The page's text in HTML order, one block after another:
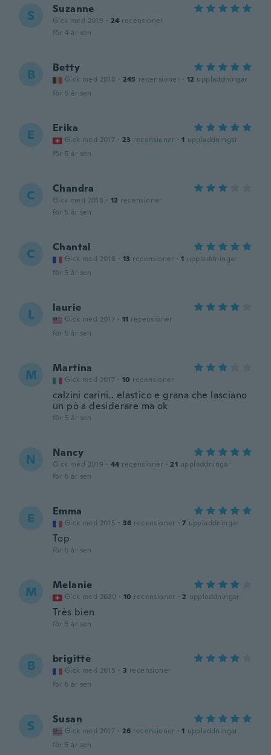
S Suzanne
Gick med 2019 · 24 recensioner
för 4 år sen
B Betty
Gick med 2018 · 245 recensioner · 12 uppladdningar
för 5 år sen
E Erika
Gick med 2017 · 23 recensioner · 1 uppladdningar
för 5 år sen
C Chandra
Gick med 2018 · 12 recensioner
för 5 år sen
C Chantal
Gick med 2016 · 13 recensioner · 1 uppladdningar
för 5 år sen
L laurie
Gick med 2017 · 11 recensioner
för 5 år sen
M Martina
Gick med 2017 · 10 recensioner
calzini carini.. elastico e grana che lasciano
un pò a desiderare ma ok
för 5 år sen
N Nancy
Gick med 2019 · 44 recensioner · 21 uppladdningar
för 5 år sen
E Emma
Gick med 2015 · 36 recensioner · 7 uppladdningar
Top
för 5 år sen
M Melanie
Gick med 2020 · 10 recensioner · 2 uppladdningar
Très bien
för 5 år sen
B brigitte
Gick med 2015 · 3 recensioner
för 5 år sen
S Susan
Gick med 2017 · 26 recensioner · 1 uppladdningar
för 5 år sen